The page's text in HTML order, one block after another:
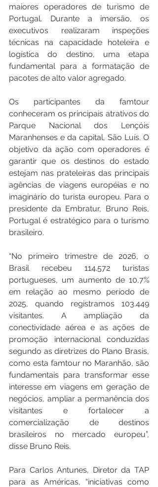
maiores operadores de turismo de
Portugal. Durante a imersão, os
executivos realizaram inspeções
técnicas na capacidade hoteleira e
logística do destino, uma etapa
fundamental para a formatação de
pacotes de alto valor agregado.
Os participantes da famtour
conheceram os principais atrativos do
Parque Nacional dos Lençóis
Maranhenses e da capital, São Luís. O
objetivo da ação com operadores é
garantir que os destinos do estado
estejam nas prateleiras das principais
agências de viagens européias e no
imaginário do turista europeu. Para o
presidente da Embratur, Bruno Reis,
Portugal é estratégico para o turismo
brasileiro.
“No primeiro trimestre de 2026, o
Brasil recebeu 114.572 turistas
portugueses, um aumento de 10,7%
em relação ao mesmo período de
2025, quando registramos 103.449
visitantes. A ampliação da
conectividade aérea e as ações de
promoção internacional conduzidas
segundo as diretrizes do Plano Brasis,
como esta famtour no Maranhão, são
fundamentais para transformar esse
interesse em viagens em geração de
negócios, ampliar a permanência dos
visitantes e fortalecer a
comercialização de destinos
brasileiros no mercado europeu”,
disse Bruno Reis.
Para Carlos Antunes, Diretor da TAP
para as Américas, “iniciativas como